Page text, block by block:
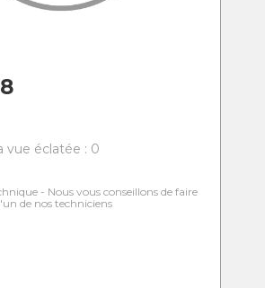
vue éclatée : 0
- Nous vous conseillons de faire
de nos techniciens